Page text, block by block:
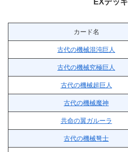
カード名
古代の機械混沌巨人
古代の機械究極巨人
古代の機械超巨人
古代の機械魔神
共命の翼ガルーラ
古代の機械弩士